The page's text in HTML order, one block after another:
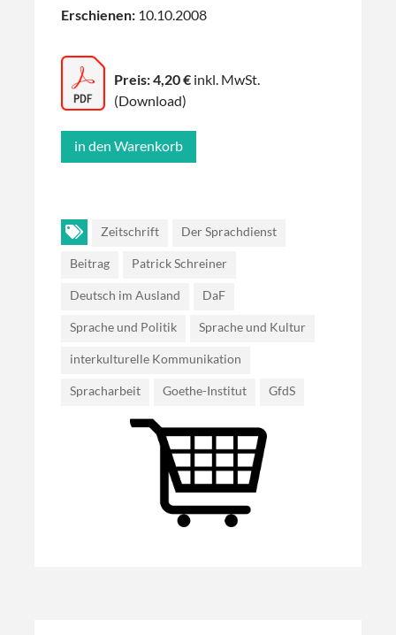
Erschienen: 10.10.2008
Preis: 4,20 € inkl. MwSt.
(Download)
Zeitschrift Der Sprachdienst
Beitrag Patrick Schreiner
Deutsch im Ausland DaF
Sprache und Politik Sprache und Kultur
interkulturelle Kommunikation
Spracharbeit Goethe-Institut GfdS